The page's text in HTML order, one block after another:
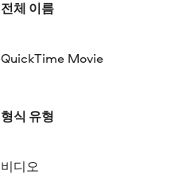
전체 이름
QuickTime Movie
형식 유형
비디오